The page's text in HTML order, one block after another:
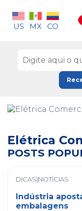
US MX CO
Elétrica
POSTS
DICAS|NOTÍCIAS
Indústria
embalagens